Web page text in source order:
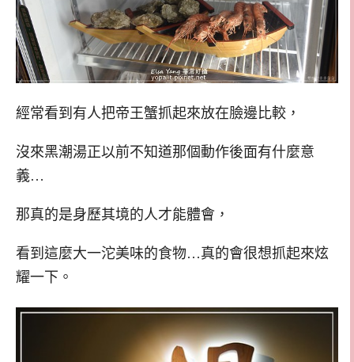
經常看到有人把帝王蟹抓起來放在臉邊比較，
沒來黑潮湯正以前不知道那個動作後面有什麼意
義…
那真的是身歷其境的人才能體會，
看到這麼大一沱美味的食物…真的會很想抓起來炫
耀一下。